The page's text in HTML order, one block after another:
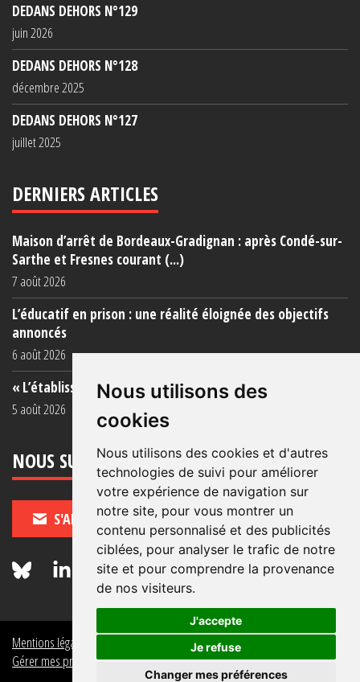
Nous utilisons des
cookies
Nous utilisons des cookies et d'autres
technologies de suivi pour améliorer
votre expérience de navigation sur
notre site, pour vous montrer un
contenu personnalisé et des publicités
ciblées, pour analyser le trafic de notre
site et pour comprendre la provenance
de nos visiteurs.
J'accepte
Je refuse
Changer mes préférences
DEDANS DEHORS N°129
juin 2026
DEDANS DEHORS N°128
décembre 2025
DEDANS DEHORS N°127
juillet 2025
DERNIERS ARTICLES
Maison d’arrêt de Bordeaux-Gradignan : après Condé-sur-
Sarthe et Fresnes courant (...)
7 août 2026
L’éducatif en prison : une réalité éloignée des objectifs
annoncés
6 août 2026
« L’établissement est une porcherie totale »
5 août 2026
NOUS SUIVRE
S'ABONNER
Mentions légales
Politique de données personnelles
Gérer mes préférences de données personnelles